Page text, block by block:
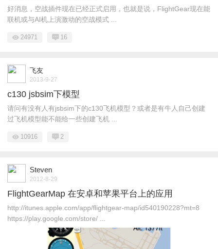
好消息，空战插件现在已经正式启用，也就是说，FlightGear现在能
联机或与AI机上演激动的空战模式 ...
24971 16
飞友
2013-9-27
c130 jsbsim下模型
请问有没有人有jsbsim下的c130飞机模型？或者是有牛人自己创建
过飞机模型能不能给一些创建飞机 ...
10916 2
Steven
2012-8-29
FlightGearMap 在安卓和苹果平台上的应用
http://itunes.apple.com/app/flightgear-map/id540190228?mt=8
https://play.google.com/store/ ...